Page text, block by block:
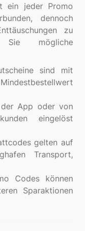
ein jeder Promo
dennoch
zu
mögliche
sind mit
App oder von
eingelöst
gelten auf
Transport,
Codes können
Sparaktionen